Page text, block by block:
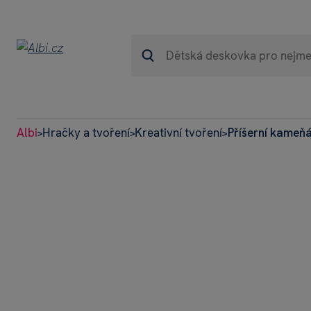
Albi>Hračky a tvoření>Kreativní tvoření>Příšerní